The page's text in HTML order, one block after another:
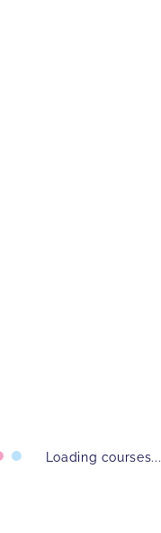
Loading courses...